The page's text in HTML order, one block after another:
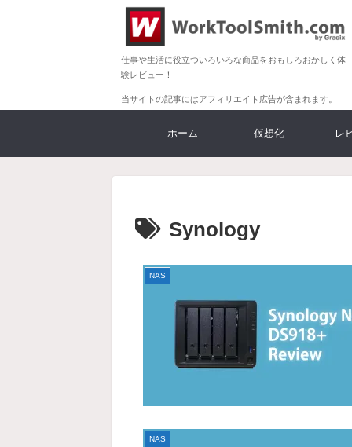
仕事や生活に役立ついろいろな商品をおもしろおかしく体
験レビュー！
当サイトの記事にはアフィリエイト広告が含まれます。
ホーム 仮想化 レ
Synology
NAS
NAS